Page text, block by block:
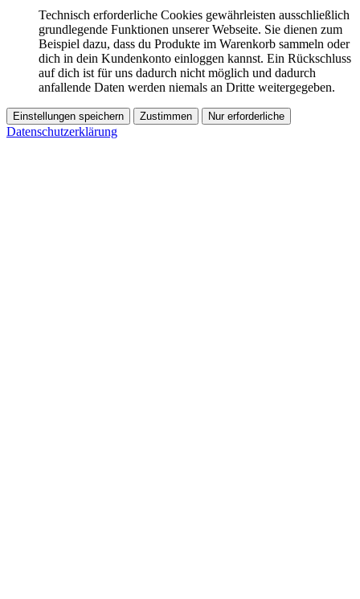
Technisch erforderliche Cookies gewährleisten ausschließlich
grundlegende Funktionen unserer Webseite. Sie dienen zum
Beispiel dazu, dass du Produkte im Warenkorb sammeln oder
dich in dein Kundenkonto einloggen kannst. Ein Rückschluss
auf dich ist für uns dadurch nicht möglich und dadurch
anfallende Daten werden niemals an Dritte weitergegeben.
Einstellungen speichern Zustimmen Nur erforderliche
Datenschutzerklärung